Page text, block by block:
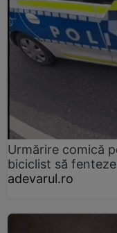
Urmărire comică
biciclist să
adevarul.ro